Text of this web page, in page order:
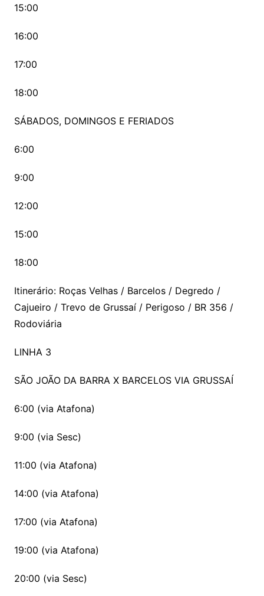
15:00
16:00
17:00
18:00
SÁBADOS, DOMINGOS E FERIADOS
6:00
9:00
12:00
15:00
18:00
Itinerário: Roças Velhas / Barcelos / Degredo /
Cajueiro / Trevo de Grussaí / Perigoso / BR 356 /
Rodoviária
LINHA 3
SÃO JOÃO DA BARRA X BARCELOS VIA GRUSSAÍ
6:00 (via Atafona)
9:00 (via Sesc)
11:00 (via Atafona)
14:00 (via Atafona)
17:00 (via Atafona)
19:00 (via Atafona)
20:00 (via Sesc)